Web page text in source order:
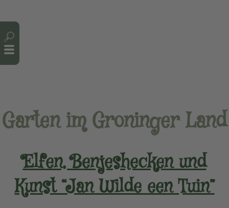
Garten im Groninger Land
Elfen, Benjeshecken und
Kunst “Jan Wilde een Tuin”